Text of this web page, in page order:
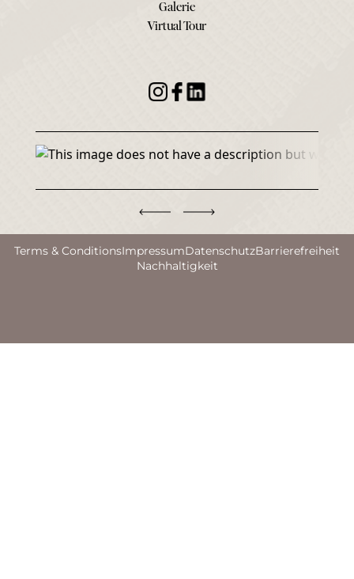
Galerie
Virtual Tour
Terms & ConditionsImpressumDatenschutzBarrierefreiheit
Nachhaltigkeit